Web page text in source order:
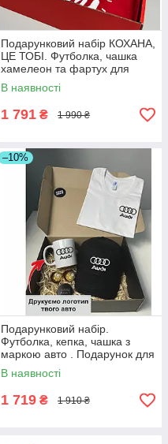
Подарунковий набір КОХАНА,
ЦЕ ТОБІ. Футболка, чашка
хамелеон та фартух для
найкращої дружини та мами.
В наявності
1 791 ₴ 1 990 ₴
–10%
Подарунковий набір.
Футболка, кепка, чашка з
маркою авто . Подарунок для
чоловіка з логотипом
Audi(Ауді)
В наявності
1 719 ₴ 1 910 ₴